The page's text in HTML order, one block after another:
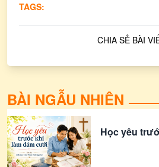
TAGS:
CHIA SẺ BÀI
BÀI NGẪU NHIÊN
Học yêu